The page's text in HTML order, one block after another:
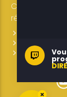
Copyright
réservés /
Service
Contactez-